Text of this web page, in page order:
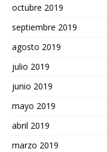
octubre 2019
septiembre 2019
agosto 2019
julio 2019
junio 2019
mayo 2019
abril 2019
marzo 2019